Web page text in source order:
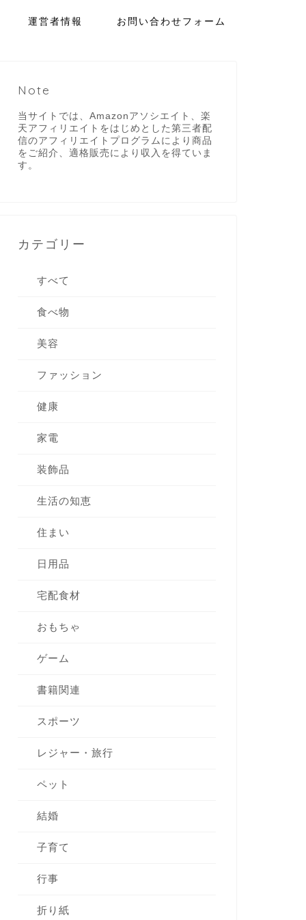
運営者情報 お問い合わせフォーム
Note
当サイトでは、Amazonアソシエイト、楽
天アフィリエイトをはじめとした第三者配
信のアフィリエイトプログラムにより商品
をご紹介、適格販売により収入を得ていま
す。
カテゴリー
すべて
食べ物
美容
ファッション
健康
家電
装飾品
生活の知恵
住まい
日用品
宅配食材
おもちゃ
ゲーム
書籍関連
スポーツ
レジャー・旅行
ペット
結婚
子育て
行事
折り紙